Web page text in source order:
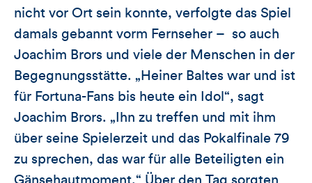
nicht vor Ort sein konnte, verfolgte das Spiel
damals gebannt vorm Fernseher – so auch
Joachim Brors und viele der Menschen in der
Begegnungsstätte. „Heiner Baltes war und ist
für Fortuna-Fans bis heute ein Idol“, sagt
Joachim Brors. „Ihn zu treffen und mit ihm
über seine Spielerzeit und das Pokalfinale 79
zu sprechen, das war für alle Beteiligten ein